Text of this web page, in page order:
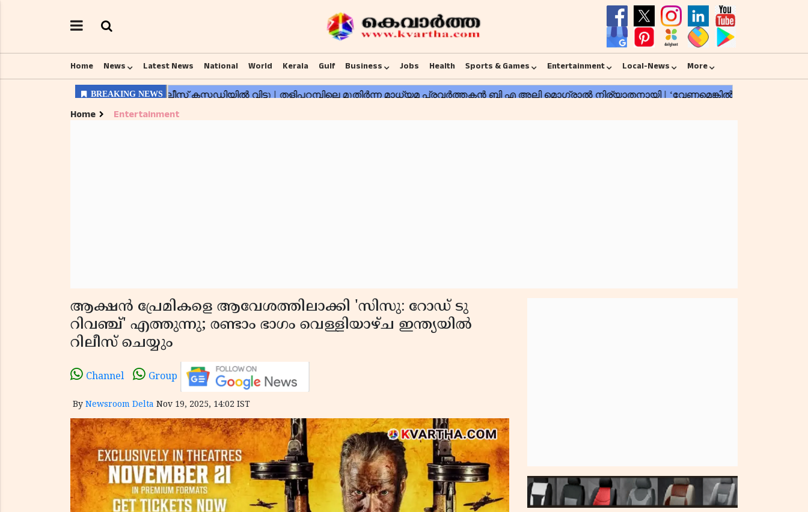
Home News Latest News National World Kerala Gulf Business Jobs Health Sports & Games Entertainment Local-News More
Home Entertainment
ആക്ഷൻ പ്രേമികളെ ആവേശത്തിലാക്കി 'സിസു: റോഡ് ടു
റിവഞ്ച്' എത്തുന്നു; രണ്ടാം ഭാഗം വെള്ളിയാഴ്ച ഇന്ത്യയിൽ
റിലീസ് ചെയ്യും
Channel Group
By Newsroom Delta Nov 19, 2025, 14:02 IST